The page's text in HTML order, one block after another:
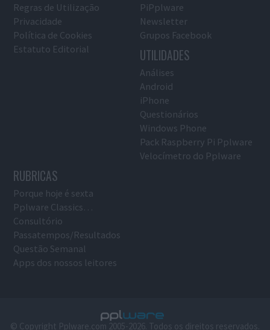
Regras de Utilização
Privacidade
Política de Cookies
Estatuto Editorial
PiPplware
Newsletter
Grupos Facebook
UTILIDADES
Análises
Android
iPhone
Questionários
Windows Phone
Pack Raspberry Pi Pplware
Velocímetro do Pplware
RUBRICAS
Porque hoje é sexta
Pplware Classics…
Consultório
Passatempos/Resultados
Questão Semanal
Apps dos nossos leitores
© Copyright Pplware.com 2005-2026. Todos os direitos reservados.